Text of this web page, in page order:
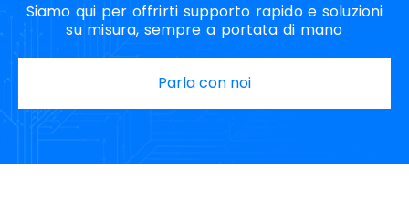
Siamo qui per offrirti supporto rapido e soluzioni
su misura, sempre a portata di mano
Parla con noi